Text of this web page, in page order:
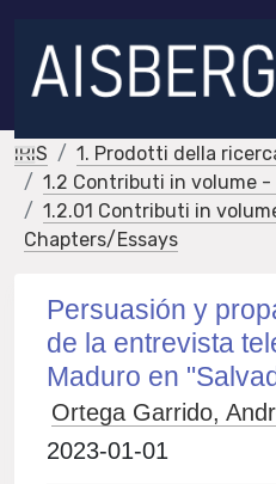
IRIS
1. Prodotti della
1.2 Contributi in volume
1.2.01 Contributi in
Chapters/Essays
Persuasión y
de la entrevista
Maduro en
Ortega Garrido,
2023-01-01